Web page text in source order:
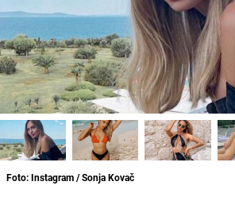
Foto: Instagram / Sonja Kovač